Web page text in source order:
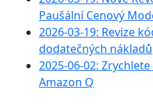
Paušální Cenový
2026-03-19: Revize
dodatečných nákladů
2025-06-02:
Amazon Q